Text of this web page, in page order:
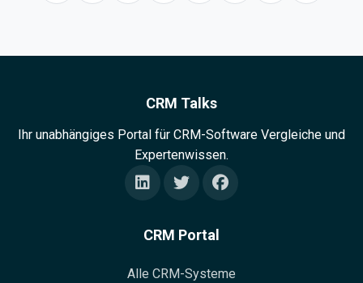
CRM Talks
Ihr unabhängiges Portal für CRM-Software Vergleiche und
Expertenwissen.
CRM Portal
Alle CRM-Systeme